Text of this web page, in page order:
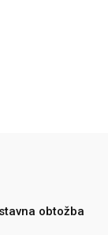
obtožba